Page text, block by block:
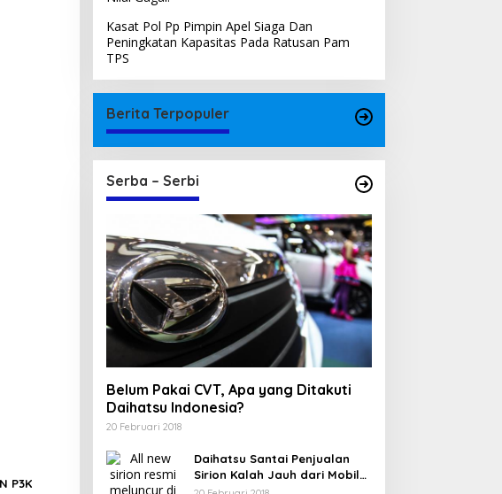
P3K
Kasat Pol Pp Pimpin Apel Siaga Dan
Peningkatan Kapasitas Pada Ratusan Pam
TPS
Berita Terpopuler
Serba – Serbi
Belum Pakai CVT, Apa yang Ditakuti
Daihatsu Indonesia?
20 Februari 2018
Daihatsu Santai Penjualan
Sirion Kalah Jauh dari Mobil
LCGC